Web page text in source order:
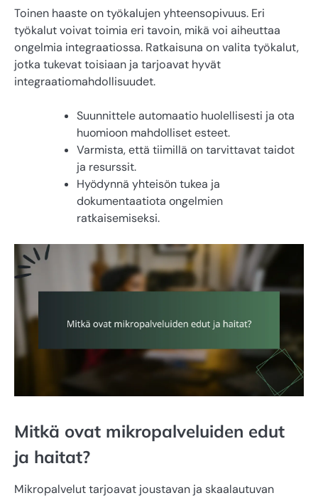
Toinen haaste on työkalujen yhteensopivuus. Eri
työkalut voivat toimia eri tavoin, mikä voi aiheuttaa
ongelmia integraatiossa. Ratkaisuna on valita työkalut,
jotka tukevat toisiaan ja tarjoavat hyvät
integraatiomahdollisuudet.
Suunnittele automaatio huolellisesti ja ota
huomioon mahdolliset esteet.
Varmista, että tiimillä on tarvittavat taidot
ja resurssit.
Hyödynnä yhteisön tukea ja
dokumentaatiota ongelmien
ratkaisemiseksi.
Mitkä ovat mikropalveluiden edut
ja haitat?
Mikropalvelut tarjoavat joustavan ja skaalautuvan